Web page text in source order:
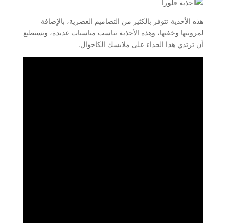
هذه الأحذية تتوفر بالكثير من التصاميم العصرية، بالإضافة
لمرونتها وخفتها، وهذه الأحذية تناسب مناسبات عديدة، وتستطيع
أن ترتدي هذا الحذاء على ملابسك الكاجوال.